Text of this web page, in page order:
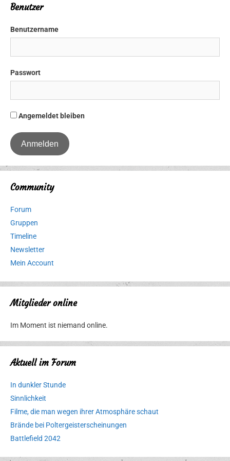
Benutzer
Benutzername
Passwort
Angemeldet bleiben
Community
Forum
Gruppen
Timeline
Newsletter
Mein Account
Mitglieder online
Im Moment ist niemand online.
Aktuell im Forum
In dunkler Stunde
Sinnlichkeit
Filme, die man wegen ihrer Atmosphäre schaut
Brände bei Poltergeisterscheinungen
Battlefield 2042